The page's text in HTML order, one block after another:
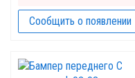
Сообщить о появлении